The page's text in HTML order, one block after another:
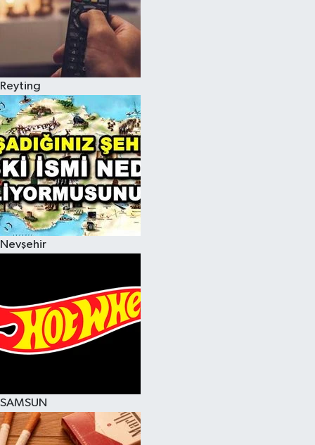
Reyting
Nevşehir
SAMSUN